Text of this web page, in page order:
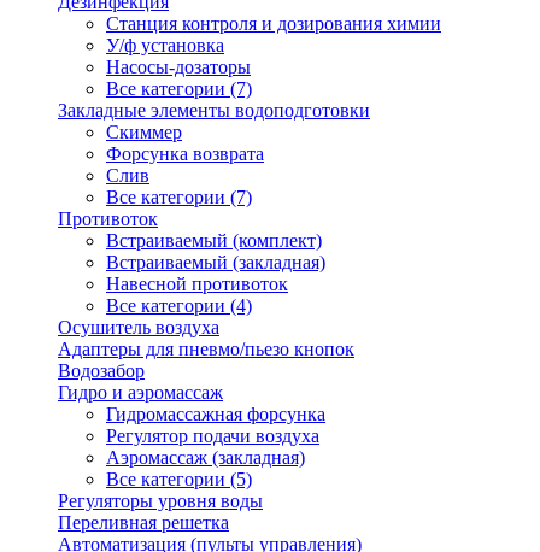
Станция контроля и дозирования химии
У/ф установка
Насосы-дозаторы
Все категории (7)
Закладные элементы водоподготовки
Скиммер
Форсунка возврата
Слив
Все категории (7)
Противоток
Встраиваемый (комплект)
Встраиваемый (закладная)
Навесной противоток
Все категории (4)
Осушитель воздуха
Адаптеры для пневмо/пьезо кнопок
Водозабор
Гидро и аэромассаж
Гидромассажная форсунка
Регулятор подачи воздуха
Аэромассаж (закладная)
Все категории (5)
Регуляторы уровня воды
Переливная решетка
Автоматизация (пульты управления)